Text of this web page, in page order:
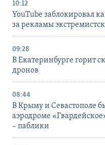
10:12
YouTube заблокировал
за рекламы
09:28
В Екатеринбурге горит
дронов
08:44
В Крыму и Севастополе
аэродроме
– паблики